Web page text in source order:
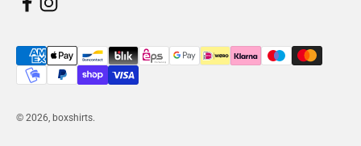
© 2026, boxshirts.